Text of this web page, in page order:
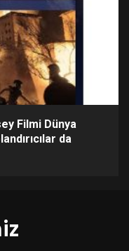
Filmi Dünya
da